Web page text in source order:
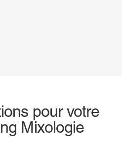
pour votre
Mixologie